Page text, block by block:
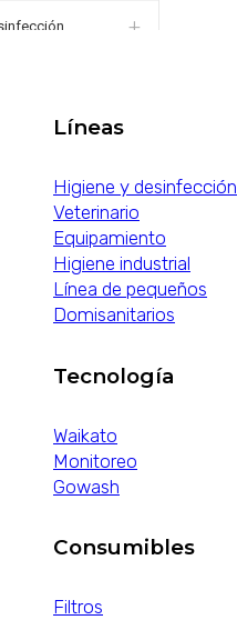
Líneas
Higiene y desinfección
Veterinario
Equipamiento
Higiene industrial
Línea de pequeños
Domisanitarios
Tecnología
Waikato
Monitoreo
Gowash
Consumibles
Filtros
+
y Desinfectantes